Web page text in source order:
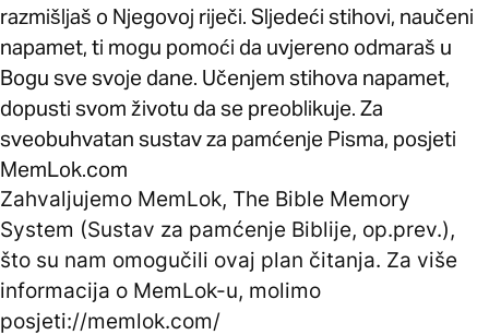
razmišljaš o Njegovoj riječi. Sljedeći stihovi, naučeni
napamet, ti mogu pomoći da uvjereno odmaraš u
Bogu sve svoje dane. Učenjem stihova napamet,
dopusti svom životu da se preoblikuje. Za
sveobuhvatan sustav za pamćenje Pisma, posjeti
MemLok.com
Zahvaljujemo MemLok, The Bible Memory
System (Sustav za pamćenje Biblije, op.prev.),
što su nam omogučili ovaj plan čitanja. Za više
informacija o MemLok-u, molimo
posjeti://memlok.com/